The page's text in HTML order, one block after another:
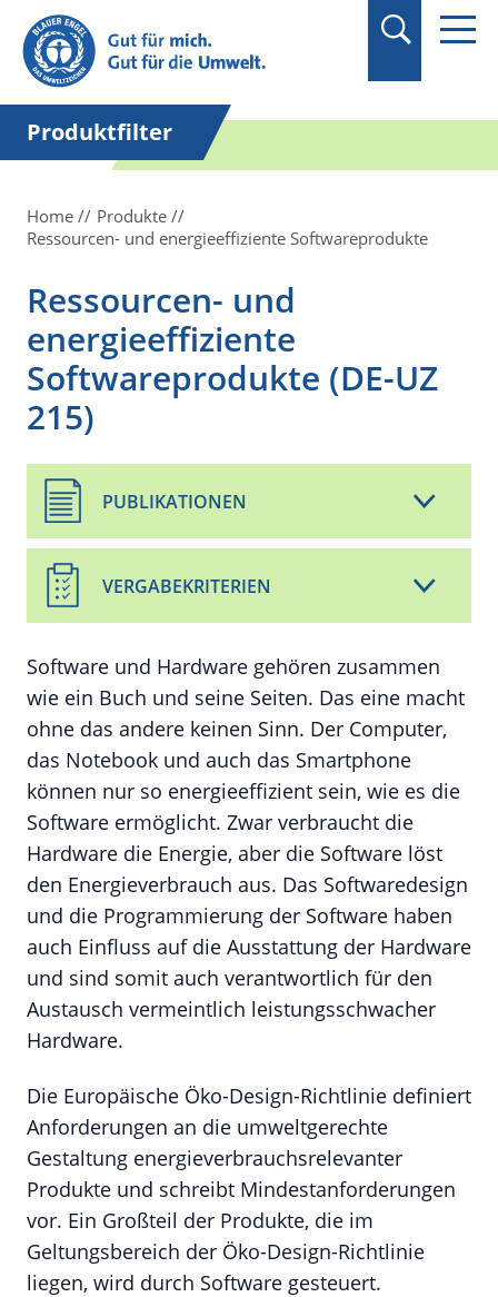
Suchbegriff in
Anführungszeichen
setzen.
Produktfilter
Home
Produkte
Ressourcen- und energieeffiziente Softwareprodukte
Ressourcen- und
energieeffiziente
Softwareprodukte (DE-UZ
215)
PUBLIKATIONEN
VERGABEKRITERIEN
Software und Hardware gehören zusammen
wie ein Buch und seine Seiten. Das eine macht
ohne das andere keinen Sinn. Der Computer,
das Notebook und auch das Smartphone
können nur so energieeffizient sein, wie es die
Software ermöglicht. Zwar verbraucht die
Hardware die Energie, aber die Software löst
den Energieverbrauch aus. Das Softwaredesign
und die Programmierung der Software haben
auch Einfluss auf die Ausstattung der Hardware
und sind somit auch verantwortlich für den
Austausch vermeintlich leistungsschwacher
Hardware.
Die Europäische Öko-Design-Richtlinie definiert
Anforderungen an die umweltgerechte
Gestaltung energieverbrauchsrelevanter
Produkte und schreibt Mindestanforderungen
vor. Ein Großteil der Produkte, die im
Geltungsbereich der Öko-Design-Richtlinie
liegen, wird durch Software gesteuert.